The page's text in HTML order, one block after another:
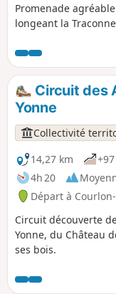
Promenade
longeant la
Circuit des
Yonne
Collectivité
14,27 km
4h 20
Départ à
Circuit découverte
Yonne, du Château
ses bois.